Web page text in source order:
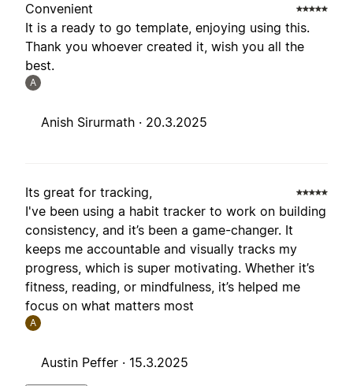
Convenient
It is a ready to go template, enjoying using this.
Thank you whoever created it, wish you all the
best.
A
Anish Sirurmath · 20.3.2025
Its great for tracking,
I've been using a habit tracker to work on building
consistency, and it’s been a game-changer. It
keeps me accountable and visually tracks my
progress, which is super motivating. Whether it’s
fitness, reading, or mindfulness, it’s helped me
focus on what matters most
A
Austin Peffer · 15.3.2025